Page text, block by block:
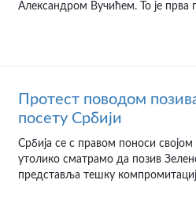
Александром Вучићем. То је прва
Протест поводом
посету Србији
Србија се с правом поноси
утолико сматрамо да позив
представља тешку